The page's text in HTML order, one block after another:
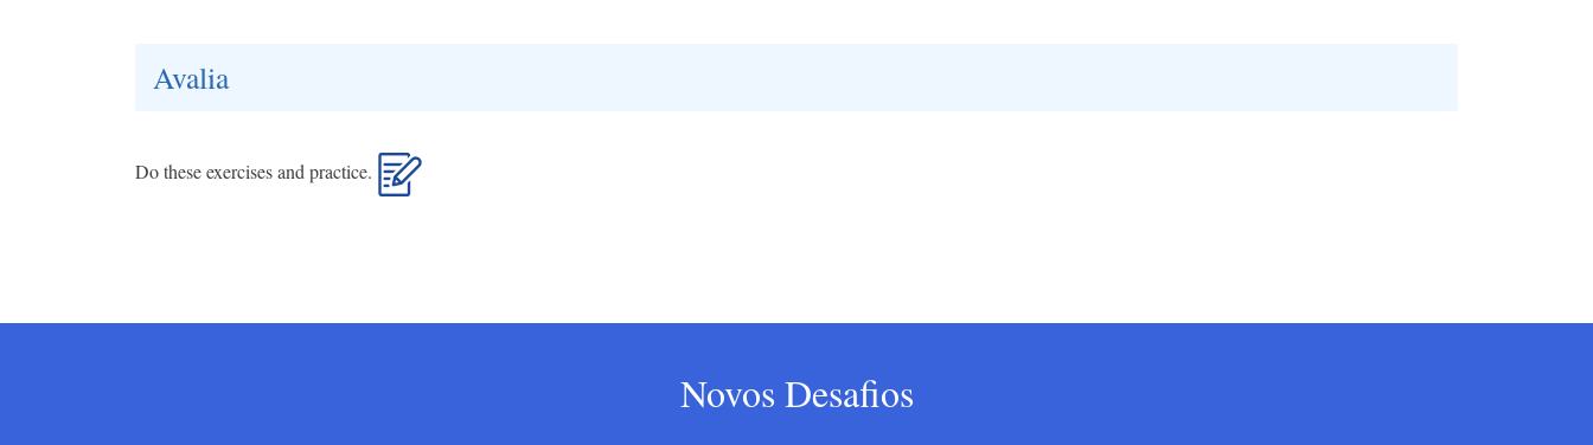
Avalia
Do these exercises and practice.
Novos Desafios